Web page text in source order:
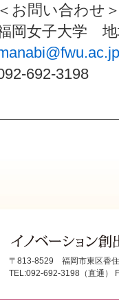
＜お問い合わせ
岡女子大学
692-3198
〒813-8529 福岡市東区香
TEL:092-692-3198（直通）